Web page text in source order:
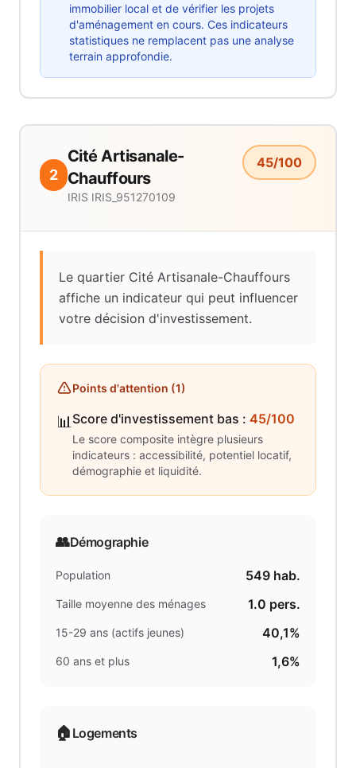
immobilier local et de vérifier les projets
d'aménagement en cours. Ces indicateurs
statistiques ne remplacent pas une analyse
terrain approfondie.
2
Cité Artisanale-
Chauffours
IRIS IRIS_951270109
45/100
Le quartier Cité Artisanale-Chauffours
affiche un indicateur qui peut influencer
votre décision d'investissement.
Points d'attention (1)
📊Score d'investissement bas : 45/100
Le score composite intègre plusieurs
indicateurs : accessibilité, potentiel locatif,
démographie et liquidité.
👥Démographie
Population 549 hab.
Taille moyenne des ménages 1.0 pers.
15-29 ans (actifs jeunes) 40,1%
60 ans et plus 1,6%
🏠 Logements